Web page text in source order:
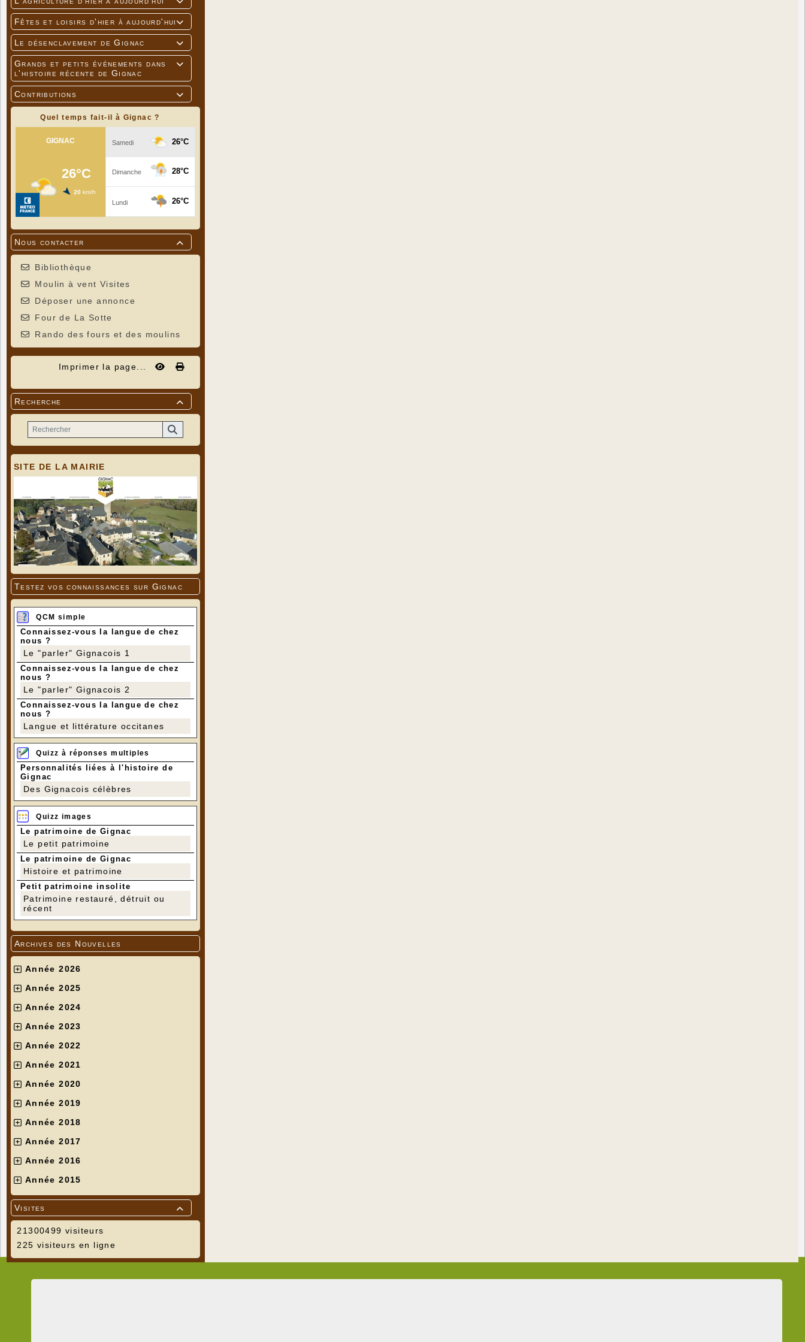


Fêtes et loisirs d'hier à aujourd'hui

Le désenclavement de Gignac

Grands et petits événements dans
l'histoire récente de Gignac

Contributions
Quel temps fait-il à Gignac ?

Nous contacter
Bibliothèque
Moulin à vent Visites
Déposer une annonce
Four de La Sotte
Rando des fours et des moulins
Imprimer la page...

Recherche
SITE DE LA MAIRIE
Testez vos connaissances sur Gignac
QCM simple
Connaissez-vous la langue de chez
nous ?
Le "parler" Gignacois 1
Connaissez-vous la langue de chez
nous ?
Le "parler" Gignacois 2
Connaissez-vous la langue de chez
nous ?
Langue et littérature occitanes
Quizz à réponses multiples
Personnalités liées à l'histoire de
Gignac
Des Gignacois célèbres
Quizz images
Le patrimoine de Gignac
Le petit patrimoine
Le patrimoine de Gignac
Histoire et patrimoine
Petit patrimoine insolite
Patrimoine restauré, détruit ou
récent
Archives des Nouvelles
Année 2026
Année 2025
Année 2024
Année 2023
Année 2022
Année 2021
Année 2020
Année 2019
Année 2018
Année 2017
Année 2016
Année 2015

Visites
21300499 visiteurs
225 visiteurs en ligne